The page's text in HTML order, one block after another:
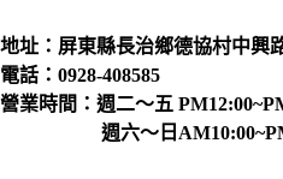
地址：屏東縣長治鄉德協村中興
電話：0928-408585
營業時間：週二～五
週六～日